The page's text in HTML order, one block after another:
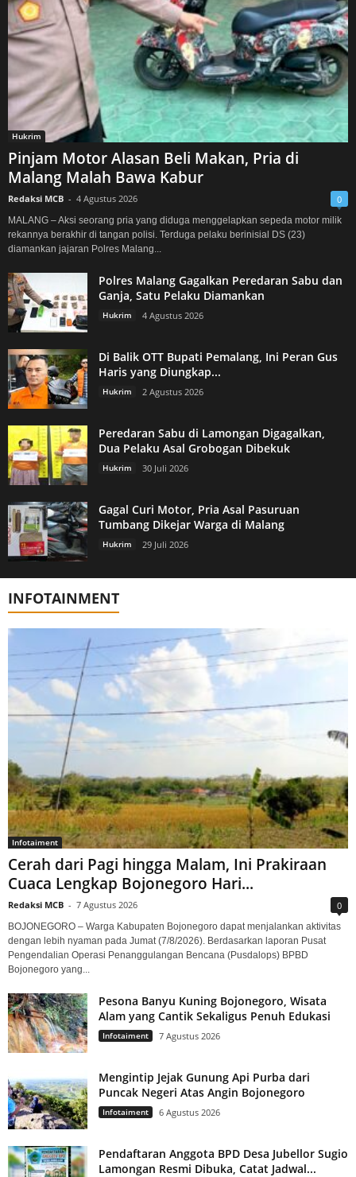
Hukrim
Pinjam Motor Alasan Beli Makan, Pria di
Malang Malah Bawa Kabur
Redaksi MCB - 4 Agustus 2026 0
MALANG – Aksi seorang pria yang diduga menggelapkan sepeda motor milik
rekannya berakhir di tangan polisi. Terduga pelaku berinisial DS (23)
diamankan jajaran Polres Malang...
Polres Malang Gagalkan Peredaran Sabu dan
Ganja, Satu Pelaku Diamankan
Hukrim 4 Agustus 2026
Di Balik OTT Bupati Pemalang, Ini Peran Gus
Haris yang Diungkap...
Hukrim 2 Agustus 2026
Peredaran Sabu di Lamongan Digagalkan,
Dua Pelaku Asal Grobogan Dibekuk
Hukrim 30 Juli 2026
Gagal Curi Motor, Pria Asal Pasuruan
Tumbang Dikejar Warga di Malang
Hukrim 29 Juli 2026
INFOTAINMENT
Infotaiment
Cerah dari Pagi hingga Malam, Ini Prakiraan
Cuaca Lengkap Bojonegoro Hari...
Redaksi MCB - 7 Agustus 2026 0
BOJONEGORO – Warga Kabupaten Bojonegoro dapat menjalankan aktivitas
dengan lebih nyaman pada Jumat (7/8/2026). Berdasarkan laporan Pusat
Pengendalian Operasi Penanggulangan Bencana (Pusdalops) BPBD
Bojonegoro yang...
Pesona Banyu Kuning Bojonegoro, Wisata
Alam yang Cantik Sekaligus Penuh Edukasi
Infotaiment 7 Agustus 2026
Mengintip Jejak Gunung Api Purba dari
Puncak Negeri Atas Angin Bojonegoro
Infotaiment 6 Agustus 2026
Pendaftaran Anggota BPD Desa Jubellor Sugio
Lamongan Resmi Dibuka, Catat Jadwal...